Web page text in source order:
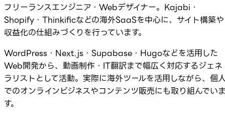
フリーランスエンジニア・Webデザイナー。Kajabi・
Shopify・Thinkificなどの海外SaaSを中心に、サイト構築や
収益化の仕組みづくりを行っています。
WordPress・Next.js・Supabase・Hugoなどを活用した
Web開発から、動画制作・IT翻訳まで幅広く対応するジェネ
ラリストとして活動。実際に海外ツールを活用しながら、個
でのオンラインビジネスやコンテンツ販売にも取り組んでい
す。